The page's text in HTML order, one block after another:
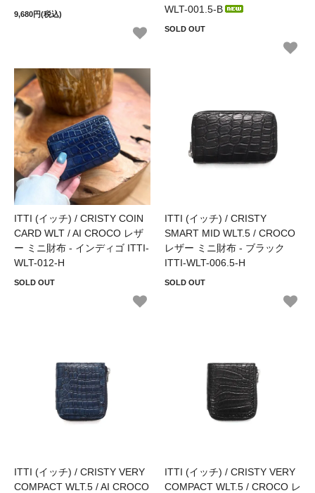
9,680円(税込)
WLT-001.5-B
SOLD OUT
ITTI (イッチ) / CRISTY COIN
CARD WLT / AI CROCO レザ
ー ミニ財布 - インディゴ ITTI-
WLT-012-H
SOLD OUT
ITTI (イッチ) / CRISTY
SMART MID WLT.5 / CROCO
レザー ミニ財布 - ブラック
ITTI-WLT-006.5-H
SOLD OUT
ITTI (イッチ) / CRISTY VERY
COMPACT WLT.5 / AI CROCO
ITTI (イッチ) / CRISTY VERY
COMPACT WLT.5 / CROCO レ